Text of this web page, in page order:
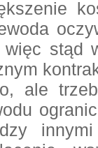
więc stąd
ale